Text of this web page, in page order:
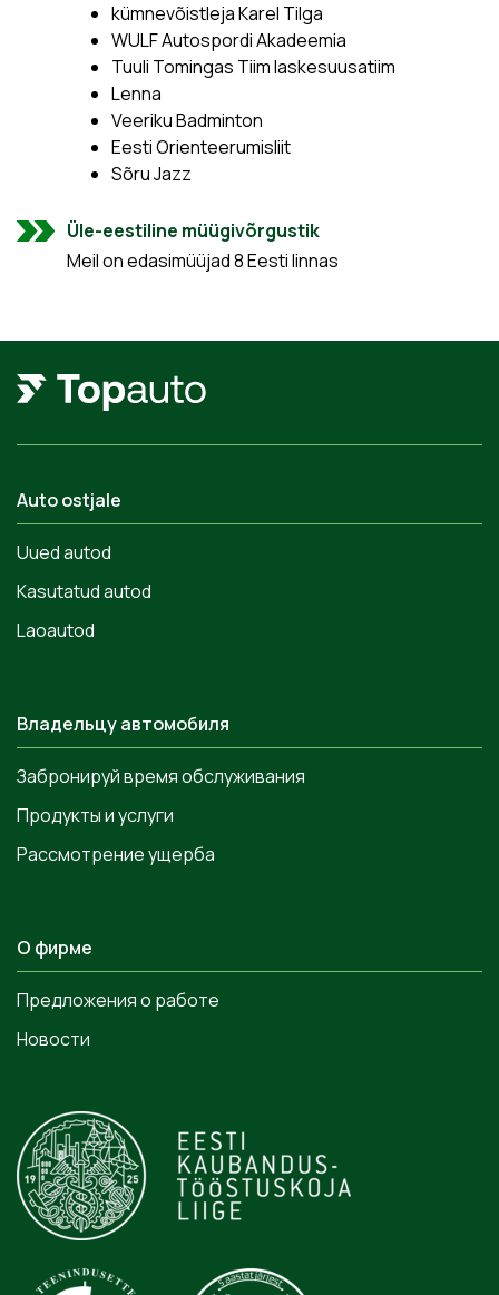
kümnevõistleja Karel Tilga
WULF Autospordi Akadeemia
Tuuli Tomingas Tiim laskesuusatiim
Lenna
Veeriku Badminton
Eesti Orienteerumisliit
Sõru Jazz
Üle-eestiline müügivõrgustik
Meil on edasimüüjad 8 Eesti linnas
Auto ostjale
Uued autod
Kasutatud autod
Laoautod
Владельцу автомобиля
Забронируй время обслуживания
Продукты и услуги
Рассмотрение ущерба
О фирме
Предложения о работе
Новости